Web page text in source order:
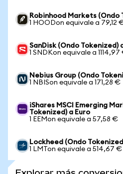
Robinhood Markets (Ondo
1 HOODon equivale a 79,12
SanDisk (Ondo Tokenized)
1 SNDKon equivale a 1114,97
Nebius Group (Ondo
1 NBISon equivale a 171,28 €
iShares MSCI Emerging
Tokenized) a Euro
1 EEMon equivale a 57,58 €
Lockheed (Ondo
1 LMTon equivale a 514,67 €